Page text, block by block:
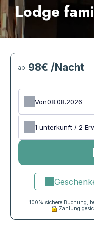
Lodge
ab 98€ /Nacht
Von
1 unterkunft / 2
100% sichere Buchung,
Zahlung